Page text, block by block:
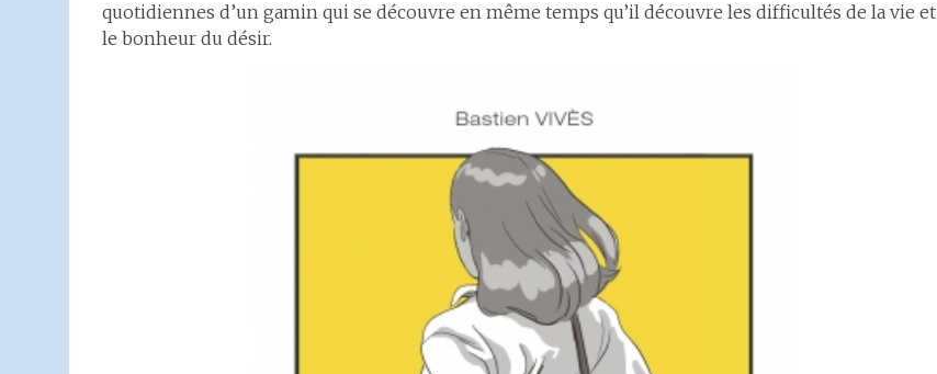
quotidiennes d’un gamin qui se découvre en même temps qu’il découvre les difficultés de la vie et
le bonheur du désir.